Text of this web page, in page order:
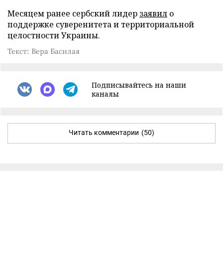
Месяцем ранее сербский лидер заявил о
поддержке суверенитета и территориальной
целостности Украины.
Текст: Вера Басилая
Подписывайтесь на наши
каналы
Читать комментарии (50)